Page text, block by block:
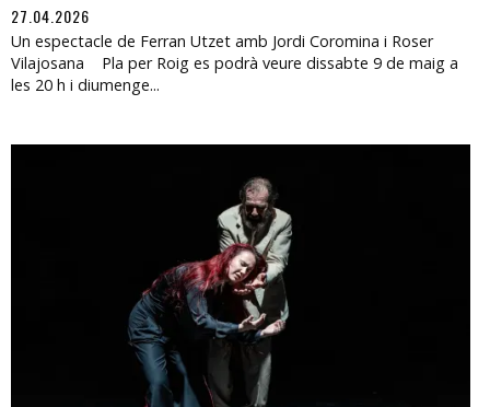
27.04.2026
Un espectacle de Ferran Utzet amb Jordi Coromina i Roser
Vilajosana Pla per Roig es podrà veure dissabte 9 de maig a
les 20 h i diumenge...